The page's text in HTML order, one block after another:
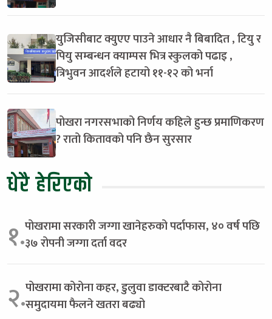
युजिसीबाट क्युएए पाउने आधार नै बिबादित , टियु र
पियु सम्बन्धन क्याम्पस भित्र स्कुलको पढाइ ,
त्रिभुवन आदर्शले हटायो ११-१२ को भर्ना
पोखरा नगरसभाको निर्णय कहिले हुन्छ प्रमाणिकरण
? रातो कितावको पनि छैन सुरसार
धेरै हेरिएको
१.पोखरामा सरकारी जग्गा खानेहरुको पर्दाफास, ४० वर्ष पछि
३७ रोपनी जग्गा दर्ता वदर
२.पोखरामा कोरोना कहर, डुलुवा डाक्टरबाटै कोरोना
समुदायमा फैलने खतरा बढ्यो